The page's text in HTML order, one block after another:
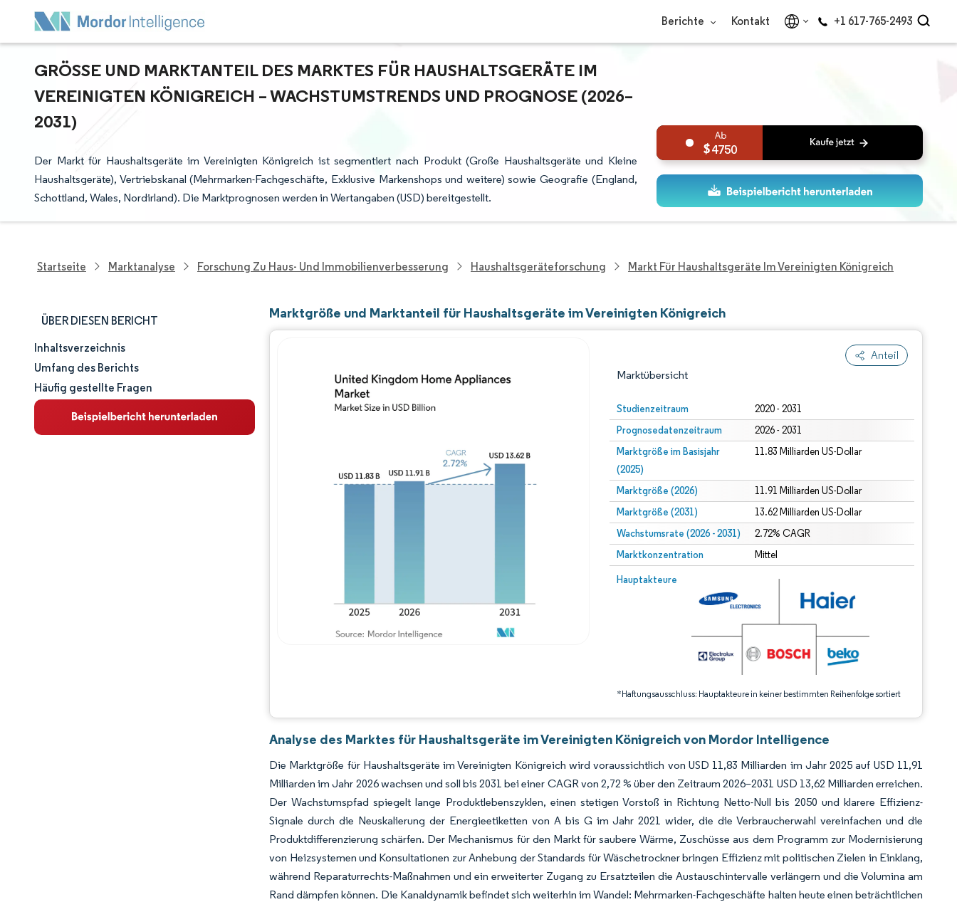
Berichte Kontakt +1 617-765-2493
GRÖSSE UND MARKTANTEIL DES MARKTES FÜR HAUSHALTSGERÄTE IM V
EREINIGTEN KÖNIGREICH – WACHSTUMSTRENDS UND PROGNOSE (2026–2
031)
Der Markt für Haushaltsgeräte im Vereinigten Königreich ist segmentiert nach Produkt (Große Haushaltsgeräte und Kleine
Haushaltsgeräte), Vertriebskanal (Mehrmarken-Fachgeschäfte, Exklusive Markenshops und weitere) sowie Geografie (England,
Schottland, Wales, Nordirland). Die Marktprognosen werden in Wertangaben (USD) bereitgestellt.
4750
Startseite Marktanalyse Forschung Zu Haus- Und Immobilienverbesserung Haushaltsgeräteforschung Markt Für Haushaltsgeräte Im Vereinigten Königreich
ÜBER DIESEN BERICHT
Marktgröße und -anteil
Marktanalyse
Trends und Einblicke
Inhaltsverzeichnis
Umfang des Berichts
Häufig gestellte Fragen
Marktgröße und Marktanteil für Haushaltsgeräte im Vereinigten Königreich
Anteil
Marktübersicht
Studienzeitraum 2020 - 2031
Prognosedatenzeitraum 2026 - 2031
Marktgröße im Basisjahr
(2025)
11.83 Milliarden US-Dollar
Marktgröße (2026) 11.91 Milliarden US-Dollar
Marktgröße (2031) 13.62 Milliarden US-Dollar
Wachstumsrate (2026 - 2031) 2.72% CAGR
Marktkonzentration Mittel
Hauptakteure
*Haftungsausschluss: Hauptakteure in keiner bestimmten Reihenfolge sortiert
Bild © Mordor Intelligence. Wiederverwendung erfordert Namensnennung gemäß CC BY 4.0.
Bild © Mordor Intelligence. Wiederverwendung erfordert Namensnennung gemäß CC BY 4.0.
Analyse des Marktes für Haushaltsgeräte im Vereinigten Königreich von Mordor Intelligence
Die Marktgröße für Haushaltsgeräte im Vereinigten Königreich wird voraussichtlich von USD 11,83 Milliarden im Jahr 2025 auf USD 11,91
Milliarden im Jahr 2026 wachsen und soll bis 2031 bei einer CAGR von 2,72 % über den Zeitraum 2026–2031 USD 13,62 Milliarden erreichen.
Der Wachstumspfad spiegelt lange Produktlebenszyklen, einen stetigen Vorstoß in Richtung Netto-Null bis 2050 und klarere Effizienz-
Signale durch die Neuskalierung der Energieetiketten von A bis G im Jahr 2021 wider, die die Verbraucherwahl vereinfachen und die
Produktdifferenzierung schärfen. Der Mechanismus für den Markt für saubere Wärme, Zuschüsse aus dem Programm zur Modernisierung
von Heizsystemen und Konsultationen zur Anhebung der Standards für Wäschetrockner bringen Effizienz mit politischen Zielen in Einklang,
während Reparaturrechts-Maßnahmen und ein erweiterter Zugang zu Ersatzteilen die Austauschintervalle verlängern und die Volumina am
Rand dämpfen können. Die Kanaldynamik befindet sich weiterhin im Wandel: Mehrmarken-Fachgeschäfte halten heute einen beträchtlichen